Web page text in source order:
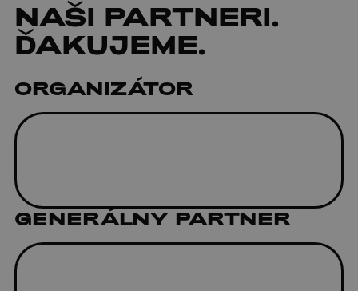
NAŠI PARTNERI.
ĎAKUJEME.
ORGANIZÁTOR
GENERÁLNY PARTNER